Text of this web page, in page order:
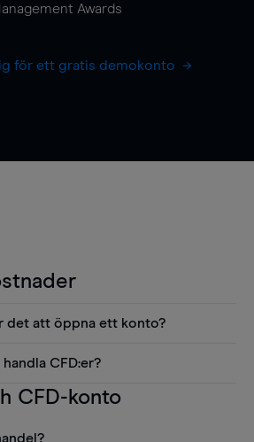
Awards
för ett gratis demokonto
det att öppna ett konto?
som diagram, Reuters
kostnad.
CFD:er?
att tänka på när man
positioner som hålls öppna
CFD-konto